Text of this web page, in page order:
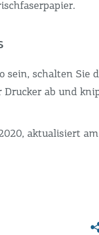
schalten Sie
ab und
aktualisiert